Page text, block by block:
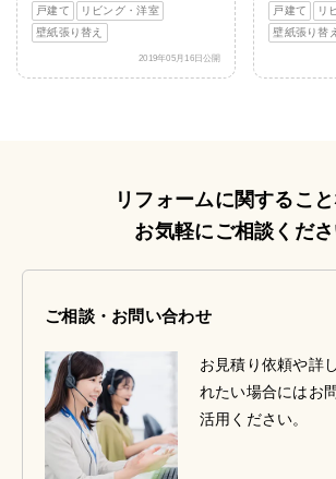
戸建て
リビング・洋室
壁紙張り替え
2019年05月16日公開
戸建て
リ
壁紙張り替え
リフォームに関するこ
お気軽にご相談くだ
ご相談・お問い合わせ
お見積り依頼や詳
れたい場合にはお
活用ください。